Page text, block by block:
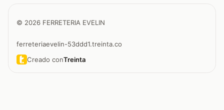
© 2026 FERRETERIA EVELIN
ferreteriaevelin-53ddd1.treinta.co
Creado conTreinta